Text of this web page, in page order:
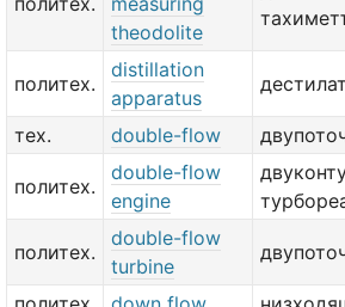
theodolite
политех.
distillation
apparatus
тех. double-flow
политех.
double-flow
engine
политех.
double-flow
turbine